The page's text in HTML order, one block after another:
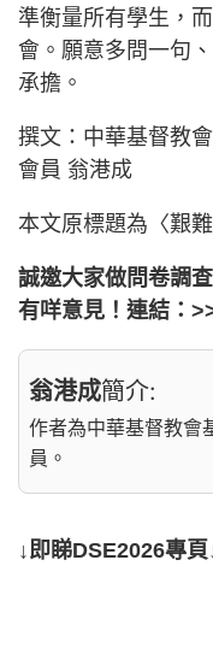
準衡量所有學生，
會。願意多問一句
承擔。
撰文：中華基督教
會員 翁港成
本文原標題為〈艱難
誠邀大家做問卷調
有咩意見！連結：
翁港成簡介:
作者為中華基督教會
員。
↓即睇DSE2026專頁